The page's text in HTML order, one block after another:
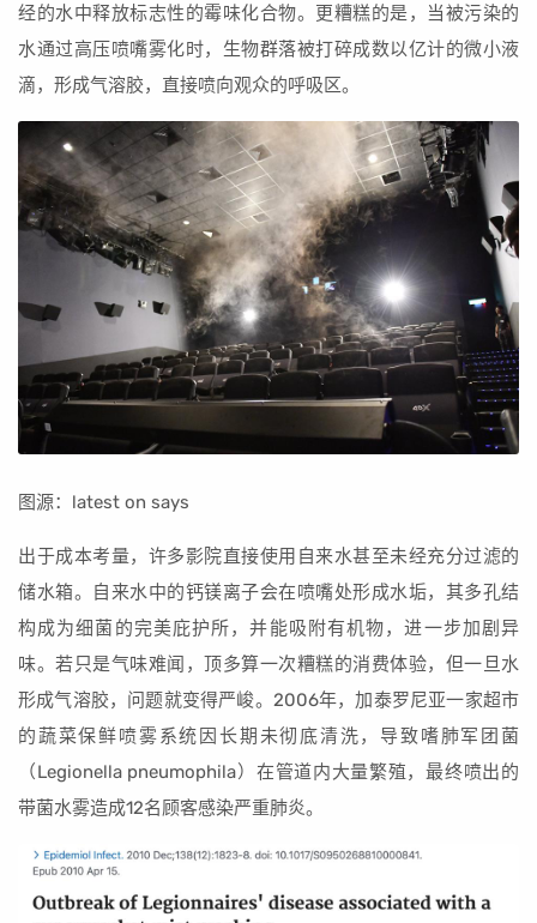
经的水中释放标志性的霉味化合物。更糟糕的是，当被污染的
水通过高压喷嘴雾化时，生物群落被打碎成数以亿计的微小液
滴，形成气溶胶，直接喷向观众的呼吸区。
图源：latest on says
出于成本考量，许多影院直接使用自来水甚至未经充分过滤的
储水箱。自来水中的钙镁离子会在喷嘴处形成水垢，其多孔结
构成为细菌的完美庇护所，并能吸附有机物，进一步加剧异
味。若只是气味难闻，顶多算一次糟糕的消费体验，但一旦水
形成气溶胶，问题就变得严峻。2006年，加泰罗尼亚一家超市
的蔬菜保鲜喷雾系统因长期未彻底清洗，导致嗜肺军团菌
（Legionella pneumophila）在管道内大量繁殖，最终喷出的
带菌水雾造成12名顾客感染严重肺炎。